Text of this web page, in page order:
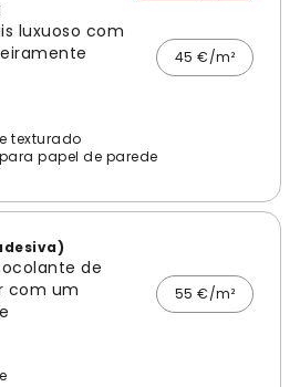
luxuoso com
45 €/m²
texturado
papel de parede
de
com um
55 €/m²